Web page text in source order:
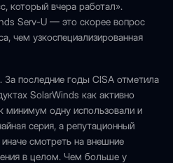
который вчера работал».
Serv-U — это скорее вопрос
чем узкоспециализированная
последние годы CISA отметила
SolarWinds как активно
минимум одну использовали и
серия, а репутационный
смотреть на внешние
в целом. Чем больше у